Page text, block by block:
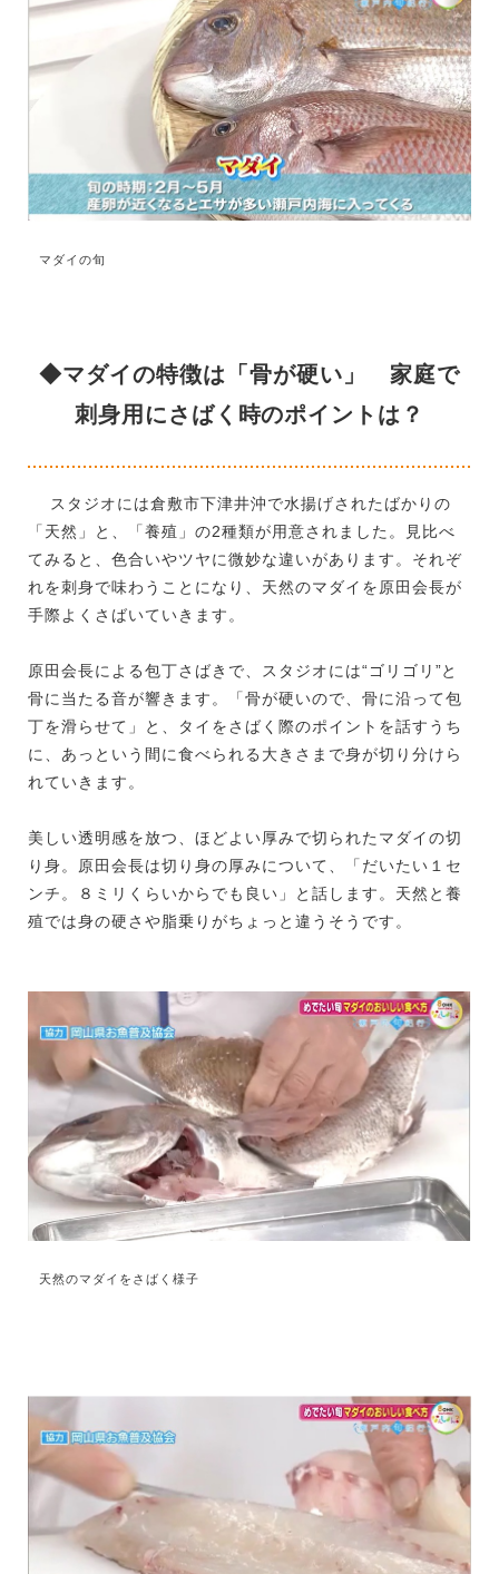
マダイの旬
◆マダイの特徴は「骨が硬い」 家庭で
刺身用にさばく時のポイントは？
スタジオには倉敷市下津井沖で水揚げされたばかりの
「天然」と、「養殖」の2種類が用意されました。見比べ
てみると、色合いやツヤに微妙な違いがあります。それぞ
れを刺身で味わうことになり、天然のマダイを原田会長が
手際よくさばいていきます。
原田会長による包丁さばきで、スタジオには“ゴリゴリ”と
骨に当たる音が響きます。「骨が硬いので、骨に沿って包
丁を滑らせて」と、タイをさばく際のポイントを話すうち
に、あっという間に食べられる大きさまで身が切り分けら
れていきます。
美しい透明感を放つ、ほどよい厚みで切られたマダイの切
り身。原田会長は切り身の厚みについて、「だいたい１セ
ンチ。８ミリくらいからでも良い」と話します。天然と養
殖では身の硬さや脂乗りがちょっと違うそうです。
天然のマダイをさばく様子